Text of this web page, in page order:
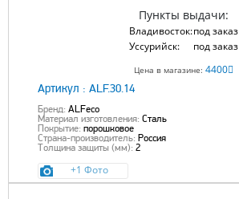
Пункты выдачи:
Владивосток:под заказ
Уссурийск:
под заказ
Цена в магазине: 4400
Артикул : ALF.30.14
Бренд: ALFeco
Материал изготовления: Сталь
Покрытие: порошковое
Страна-производитель: Россия
Толщина защиты (мм): 2
+1 Фото